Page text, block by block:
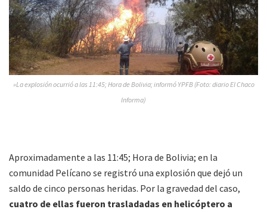
»La explosión ocurrió a las 11:45; Hora de Bolivia; informó YPFB (Foto: diario El Chaco
Informa)
Aproximadamente a las 11:45; Hora de Bolivia; en la
comunidad Pelícano se registró una explosión que dejó un
saldo de cinco personas heridas. Por la gravedad del caso,
cuatro de ellas fueron trasladadas en helicóptero a